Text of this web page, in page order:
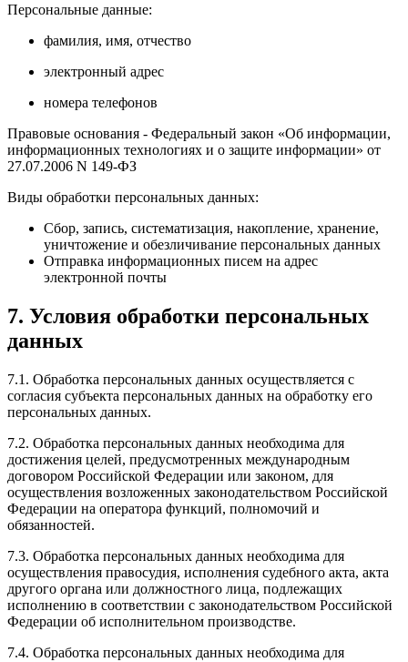
Персональные данные:
фамилия, имя, отчество
электронный адрес
номера телефонов
Правовые основания - Федеральный закон «Об информации,
информационных технологиях и о защите информации» от
27.07.2006 N 149-ФЗ
Виды обработки персональных данных:
Сбор, запись, систематизация, накопление, хранение,
уничтожение и обезличивание персональных данных
Отправка информационных писем на адрес
электронной почты
7. Условия обработки персональных
данных
7.1. Обработка персональных данных осуществляется с
согласия субъекта персональных данных на обработку его
персональных данных.
7.2. Обработка персональных данных необходима для
достижения целей, предусмотренных международным
договором Российской Федерации или законом, для
осуществления возложенных законодательством Российской
Федерации на оператора функций, полномочий и
обязанностей.
7.3. Обработка персональных данных необходима для
осуществления правосудия, исполнения судебного акта, акта
другого органа или должностного лица, подлежащих
исполнению в соответствии с законодательством Российской
Федерации об исполнительном производстве.
7.4. Обработка персональных данных необходима для